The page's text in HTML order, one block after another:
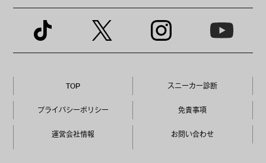
TOP スニーカー診断
プライバシーポリシー 免責事項
運営会社情報 お問い合わせ